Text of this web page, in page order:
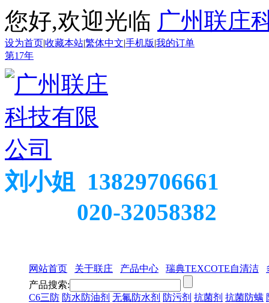
您好,欢迎光临 广州联庄
设为首页|收藏本站|繁体中文|手机版|我的订单
第17年
刘小姐 13829706661
020-32058382
网站首页 关于联庄 产品中心 瑞典TEXCOTE自清洁
产品搜索:
C6三防 防水防油剂 无氟防水剂 防污剂 抗菌剂 抗菌防螨